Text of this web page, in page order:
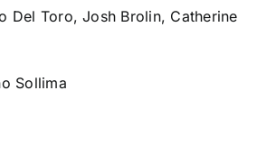
Del Toro, Josh Brolin, Catherine
Sollima